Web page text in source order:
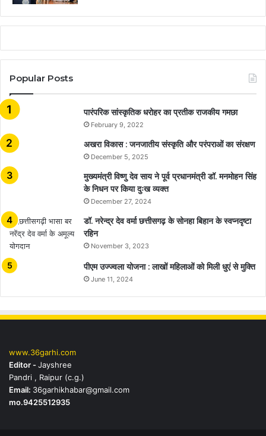
Popular Posts
​​​​​​​पारंपरिक सांस्कृतिक धरोहर का प्रतीक राजकीय गमछा
February 9, 2022
अखरा विकास : जनजातीय संस्कृति और परंपराओं का संरक्षण
December 5, 2025
मुख्यमंत्री विष्णु देव साय ने पूर्व प्रधानमंत्री डॉ. मनमोहन सिंह
के निधन पर किया दुःख व्यक्त
December 27, 2024
डॉ. नरेन्द्र देव वर्मा छत्तीसगढ़ के सोनहा बिहान के स्वप्नदृष्टा
रहिन
November 3, 2023
पीएम उज्ज्वला योजना : लाखों महिलाओं को मिली धुएं से मुक्ति
June 11, 2024
www.36garhi.com
Editor -Jayshree
Pandri , Raipur (c.g.)
Email: 36garhikhabar@gmail.com
mo.9425512935